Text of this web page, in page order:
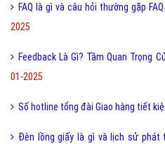
FAQ là gì và câu hỏi thường gặp
2025
Feedback Là Gì? Tầm Quan Trọng
01-2025
Số hotline tổng đài Giao hàng tiết
Đèn lồng giấy là gì và lịch sử phát